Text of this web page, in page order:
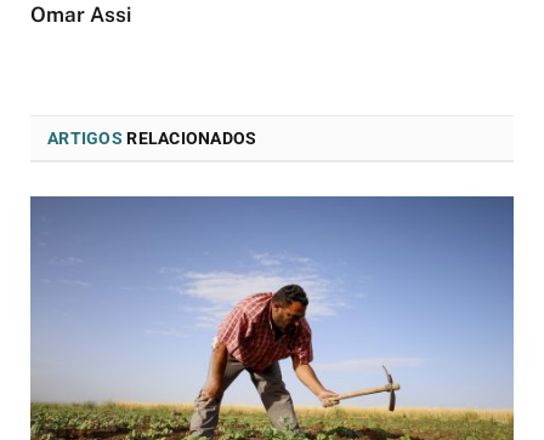
Omar Assi
ARTIGOS RELACIONADOS